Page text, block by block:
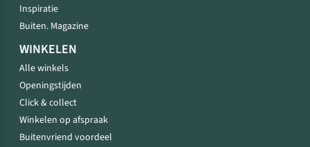
Inspiratie
Buiten. Magazine
WINKELEN
Alle winkels
Openingstijden
Click & collect
Winkelen op afspraak
Buitenvriend voordeel